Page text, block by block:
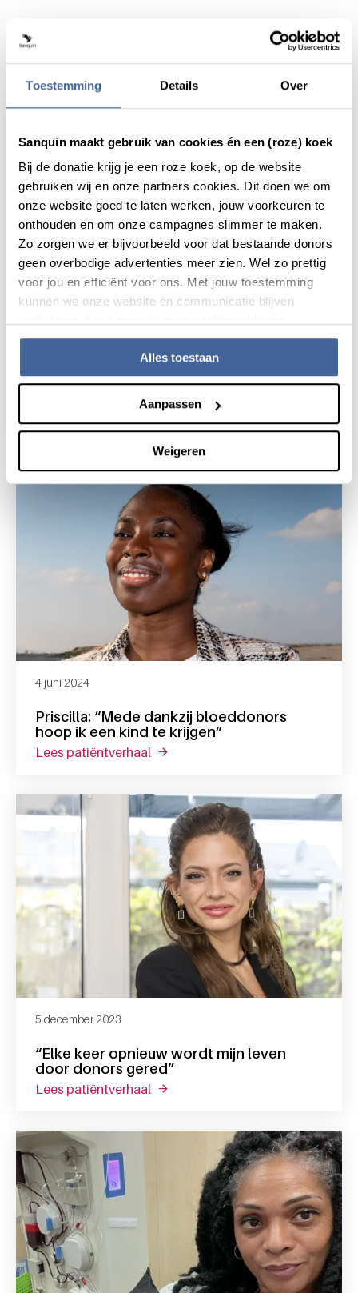
Toestemming Details Over
Sanquin maakt gebruik van cookies én een (roze) koek
Bij de donatie krijg je een roze koek, op de website
gebruiken wij en onze partners cookies. Dit doen we om
onze website goed te laten werken, jouw voorkeuren te
onthouden en om onze campagnes slimmer te maken.
Zo zorgen we er bijvoorbeeld voor dat bestaande donors
geen overbodige advertenties meer zien. Wel zo prettig
voor jou en efficiënt voor ons. Met jouw toestemming
kunnen we onze website en communicatie blijven
Alles toestaan
Aanpassen
Weigeren
Actueel
Donors met Afrikaanse roots zijn
hard nodig
over donors met afrikaanse roots zijn hard
Priscilla: “Mede dankzij bloeddonors
hoop ik een kind te krijgen”
4 juni 2024
lees patiëntverhaal over priscilla: “mede dankzij
“Elke keer opnieuw wordt mijn leven
door donors gered”
5 december 2023
lees patiëntverhaal over “elke keer opnieuw wordt